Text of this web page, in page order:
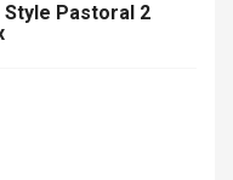
Style Pastoral 2